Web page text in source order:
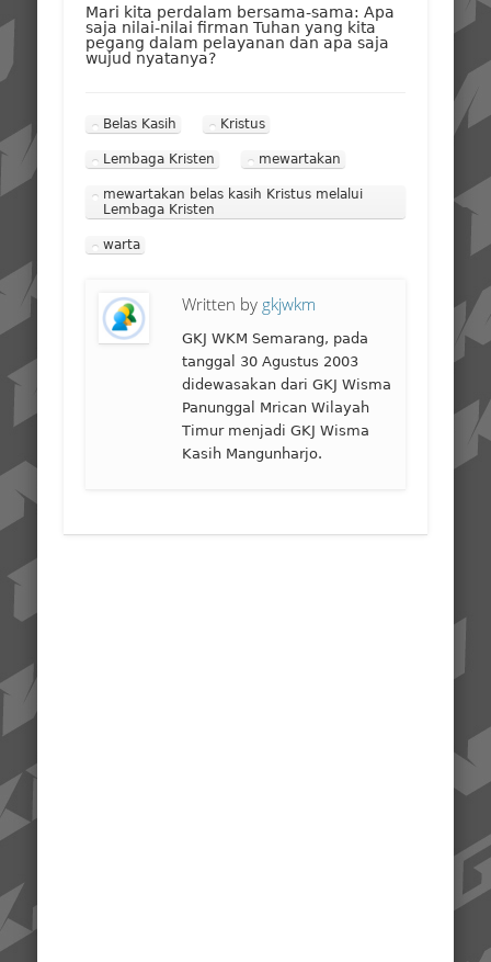
Mari kita perdalam bersama-sama: Apa
saja nilai-nilai firman Tuhan yang kita
pegang dalam pelayanan dan apa saja
wujud nyatanya?
Belas Kasih Kristus
Lembaga Kristen mewartakan
mewartakan belas kasih Kristus melalui
Lembaga Kristen
warta
Written by gkjwkm
GKJ WKM Semarang, pada
tanggal 30 Agustus 2003
didewasakan dari GKJ Wisma
Panunggal Mrican Wilayah
Timur menjadi GKJ Wisma
Kasih Mangunharjo.